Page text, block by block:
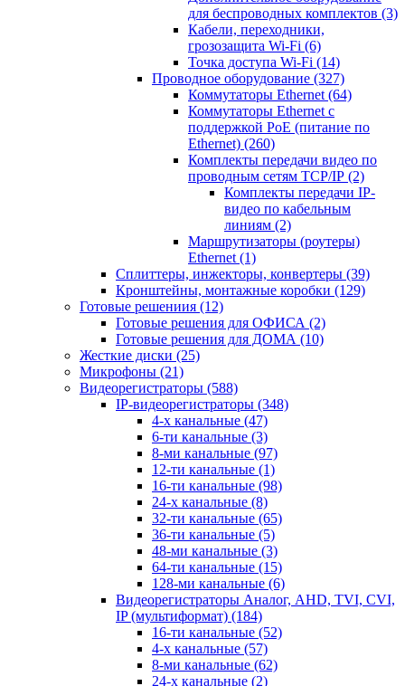
для беспроводных комплектов (3)
Кабели, переходники,
грозозащита Wi-Fi (6)
Точка доступа Wi-Fi (14)
Проводное оборудование (327)
Коммутаторы Ethernet (64)
Коммутаторы Ethernet с
поддержкой PoE (питание по
Ethernet) (260)
Комплекты передачи видео по
проводным сетям TCP/IP (2)
Комплекты передачи IP-
видео по кабельным
линиям (2)
Маршрутизаторы (роутеры)
Ethernet (1)
Сплиттеры, инжекторы, конвертеры (39)
Кронштейны, монтажные коробки (129)
Готовые решениия (12)
Готовые решения для ОФИСА (2)
Готовые решения для ДОМА (10)
Жесткие диски (25)
Микрофоны (21)
Видеорегистраторы (588)
IP-видеорегистраторы (348)
4-х канальные (47)
6-ти канальные (3)
8-ми канальные (97)
12-ти канальные (1)
16-ти канальные (98)
24-х канальные (8)
32-ти канальные (65)
36-ти канальные (5)
48-ми канальные (3)
64-ти канальные (15)
128-ми канальные (6)
Видеорегистраторы Аналог, AHD, TVI, CVI,
IP (мультиформат) (184)
16-ти канальные (52)
4-х канальные (57)
8-ми канальные (62)
24-х канальные (2)